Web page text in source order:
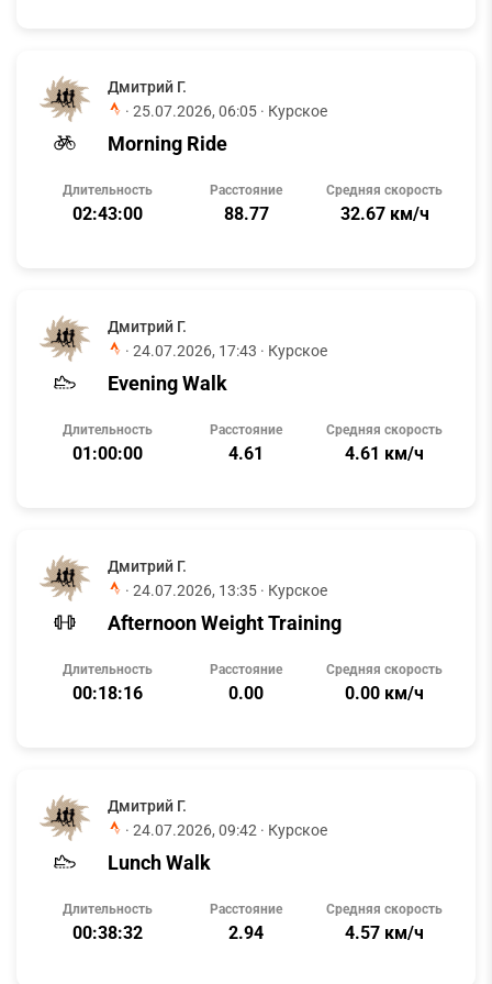
Дмитрий Г.
· 25.07.2026, 06:05 · Курское
Morning Ride
Длительность
02:43:00
Расстояние
88.77
Средняя скорость
32.67 км/ч
Дмитрий Г.
· 24.07.2026, 17:43 · Курское
Evening Walk
Длительность
01:00:00
Расстояние
4.61
Средняя скорость
4.61 км/ч
Дмитрий Г.
· 24.07.2026, 13:35 · Курское
Afternoon Weight Training
Длительность
00:18:16
Расстояние
0.00
Средняя скорость
0.00 км/ч
Дмитрий Г.
· 24.07.2026, 09:42 · Курское
Lunch Walk
Длительность
00:38:32
Расстояние
2.94
Средняя скорость
4.57 км/ч